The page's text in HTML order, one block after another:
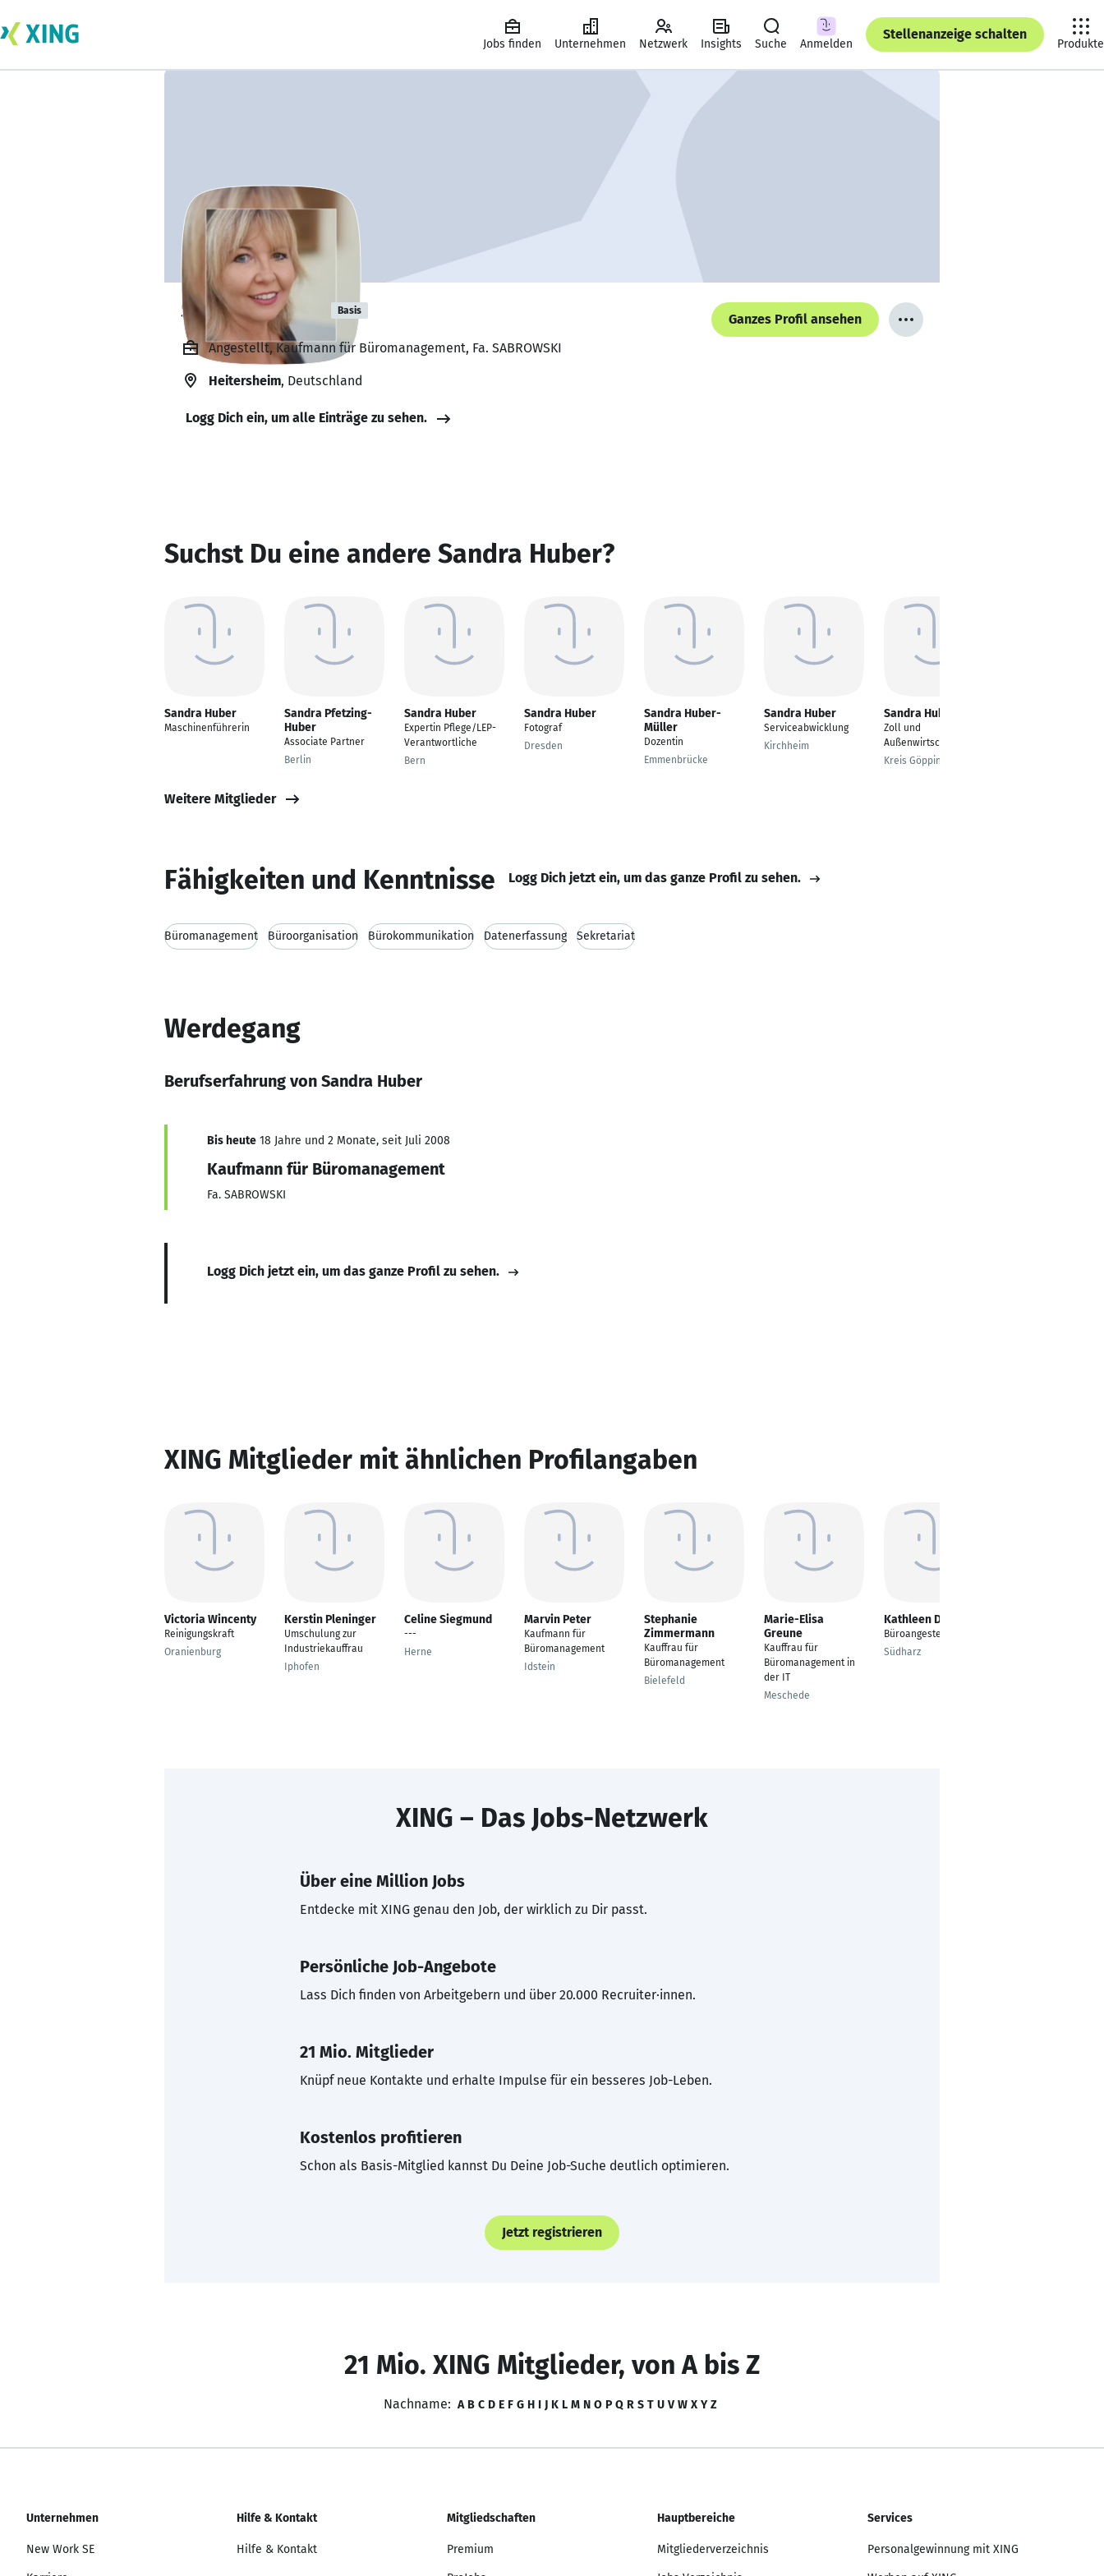
Jobs finden Unternehmen Netzwerk Insights Suche Anmelden
Stellenanzeige schalten
Produkte
Sandra Huber Basis
Ganzes Profil ansehen
Angestellt, Kaufmann für Büromanagement, Fa. SABROWSKI
Heitersheim, Deutschland
Logg Dich ein, um alle Einträge zu sehen.
Suchst Du eine andere Sandra Huber?
Sandra Huber
Maschinenführerin
Sandra Pfetzing-
Huber
Associate Partner
Berlin
Sandra Huber
Expertin Pflege/LEP-
Verantwortliche
Bern
Sandra Huber
Fotograf
Dresden
Sandra Huber-
Müller
Dozentin
Emmenbrücke
Sandra Huber
Serviceabwicklung
Kirchheim
Sandra Huber
Zoll und
Außenwirtschaft
Kreis Göppingen
Weitere Mitglieder
Fähigkeiten und Kenntnisse Logg Dich jetzt ein, um das ganze Profil zu sehen.
Büromanagement Büroorganisation Bürokommunikation Datenerfassung Sekretariat
Werdegang
Berufserfahrung von Sandra Huber
Bis heute 18 Jahre und 2 Monate, seit Juli 2008
Kaufmann für Büromanagement
Fa. SABROWSKI
Logg Dich jetzt ein, um das ganze Profil zu sehen.
XING Mitglieder mit ähnlichen Profilangaben
Victoria Wincenty
Reinigungskraft
Oranienburg
Kerstin Pleninger
Umschulung zur
Industriekauffrau
Iphofen
Celine Siegmund
---
Herne
Marvin Peter
Kaufmann für
Büromanagement
Idstein
Stephanie
Zimmermann
Kauffrau für
Büromanagement
Bielefeld
Marie-Elisa
Greune
Kauffrau für
Büromanagement in
der IT
Meschede
Kathleen Dorow
Büroangestellte
Südharz
XING – Das Jobs-Netzwerk
Über eine Million Jobs
Entdecke mit XING genau den Job, der wirklich zu Dir passt.
Persönliche Job-Angebote
Lass Dich finden von Arbeitgebern und über 20.000 Recruiter·innen.
21 Mio. Mitglieder
Knüpf neue Kontakte und erhalte Impulse für ein besseres Job-Leben.
Kostenlos profitieren
Schon als Basis-Mitglied kannst Du Deine Job-Suche deutlich optimieren.
Jetzt registrieren
21 Mio. XING Mitglieder, von A bis Z
Nachname: A B C D E F G H I J K L M N O P Q R S T U V W X Y Z
Unternehmen
New Work SE
Hilfe & Kontakt
Hilfe & Kontakt
Mitgliedschaften
Premium
Hauptbereiche
Mitgliederverzeichnis
Services
Personalgewinnung mit XING